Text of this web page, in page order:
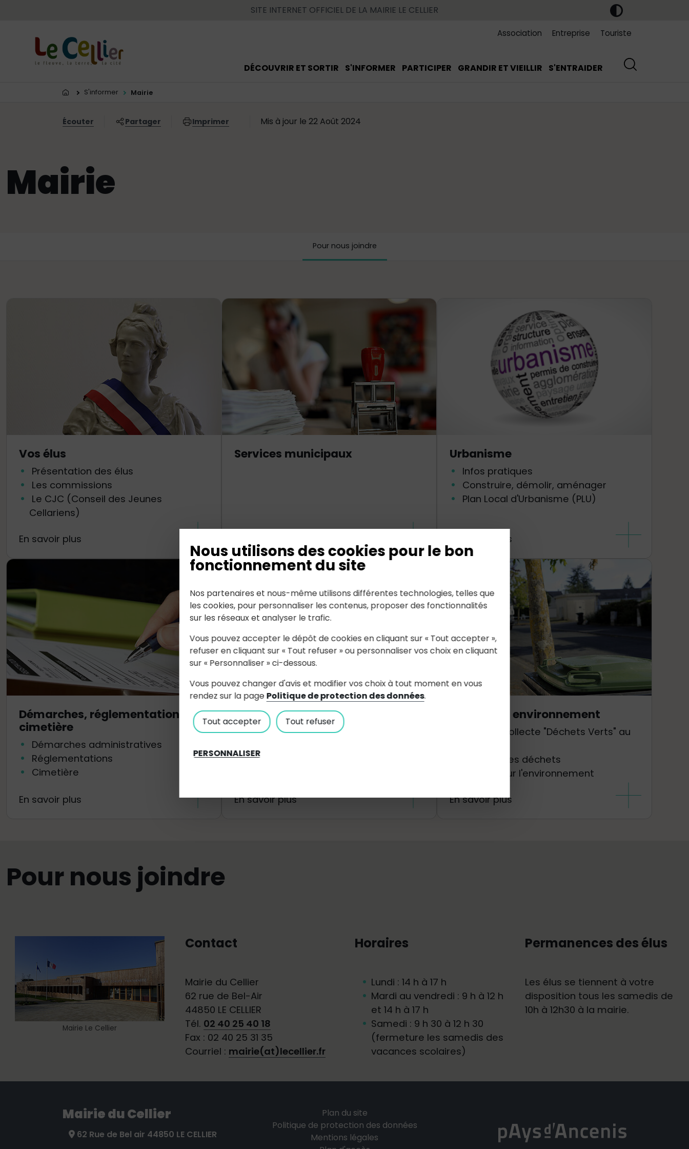
Nous utilisons des cookies pour le bon
fonctionnement du site
Nos partenaires et nous-même utilisons différentes technologies, telles que
les cookies, pour personnaliser les contenus, proposer des fonctionnalités
sur les réseaux et analyser le trafic.
Vous pouvez accepter le dépôt de cookies en cliquant sur « Tout accepter »,
refuser en cliquant sur « Tout refuser » ou personnaliser vos choix en cliquant
sur « Personnaliser » ci-dessous.
Vous pouvez changer d'avis et modifier vos choix à tout moment en vous
rendez sur la page Politique de protection des données.
Tout accepter Tout refuser
PERSONNALISER
SITE INTERNET OFFICIEL DE LA MAIRIE LE CELLIER
Association Entreprise Touriste
DÉCOUVRIR ET SORTIR S'INFORMER PARTICIPER GRANDIR ET VIEILLIR S'ENTRAIDER
Vous êtes ici:
S'informer Mairie
Écouter Partager Imprimer Mis à jour le 22 Août 2024
Mairie
Pour nous joindre
Vos élus
Présentation des élus
Les commissions
Le CJC (Conseil des Jeunes
Cellariens)
En savoir plus
Services municipaux Urbanisme
Infos pratiques
Construire, démolir, aménager
Plan Local d'Urbanisme (PLU)
En savoir plus
Démarches, réglementations et
cimetière
Démarches administratives
Réglementations
Cimetière
En savoir plus
Salles et équipements
municipaux
Bâtiments
En savoir plus
Déchets et environnement
Point de collecte "Déchets Verts" au
Gestion des déchets
Action pour l'environnement
En savoir plus
Pour nous joindre
Mairie Le Cellier
Contact
Mairie du Cellier
62 rue de Bel-Air
44850 LE CELLIER
Tél. 02 40 25 40 18
Fax : 02 40 25 31 35
Courriel : mairie(at)lecellier.fr
Horaires
Lundi : 14 h à 17 h
Mardi au vendredi : 9 h à 12 h
et 14 h à 17 h
Samedi : 9 h 30 à 12 h 30
(fermeture les samedis des
vacances scolaires)
Permanences des élus
Les élus se tiennent à votre
disposition tous les samedis de
10h à 12h30 à la mairie.
Mairie du Cellier
62 Rue de Bel air 44850 LE CELLIER
Plan du site
Politique de protection des données
Mentions légales